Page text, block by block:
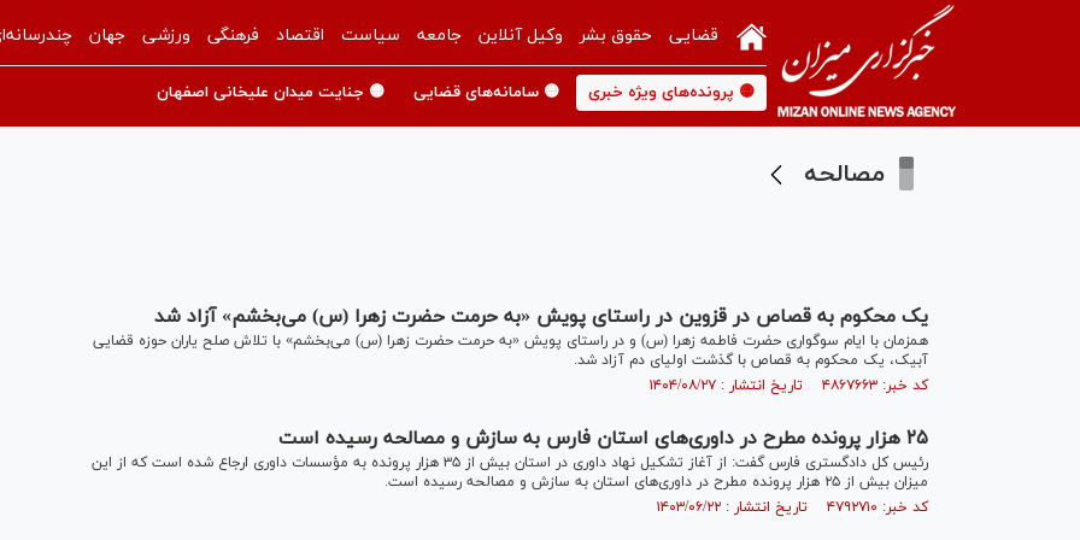
قضایی حقوق بشر وکیل آنلاین جامعه سیاست اقتصاد فرهنگی ورزشی جهان
🟡 پرونده‌های ویژه خبری 🟡 سامانه‌های قضایی 🟡 جنایت میدان علیخانی اصفهان
مصالحه
یک محکوم به قصاص در قزوین در راستای پویش «به حرمت حضرت زهرا (س) می‌بخشم» آزاد شد
همزمان با ایام سوگواری حضرت فاطمه زهرا (س) و در راستای پویش «به حرمت حضرت زهرا (س) می‌بخشم» با تلاش صلح یاران حوزه قضایی
آبیک، یک محکوم به قصاص با گذشت اولیای دم آزاد شد.
کد خبر: ۴۸۶۷۶۶۳ تاریخ انتشار : ۱۴۰۴/۰۸/۲۷
۲۵ هزار پرونده مطرح در داوری‌های استان فارس به سازش و مصالحه رسیده است
رئیس کل دادگستری فارس گفت: از آغاز تشکیل نهاد داوری در استان بیش از ۳۵ هزار پرونده به مؤسسات داوری ارجاع شده است که از این
میزان بیش از ۲۵ هزار پرونده مطرح در داوری‌های استان به سازش و مصالحه رسیده است.
کد خبر: ۴۷۹۲۷۱۰ تاریخ انتشار : ۱۴۰۳/۰۶/۲۲